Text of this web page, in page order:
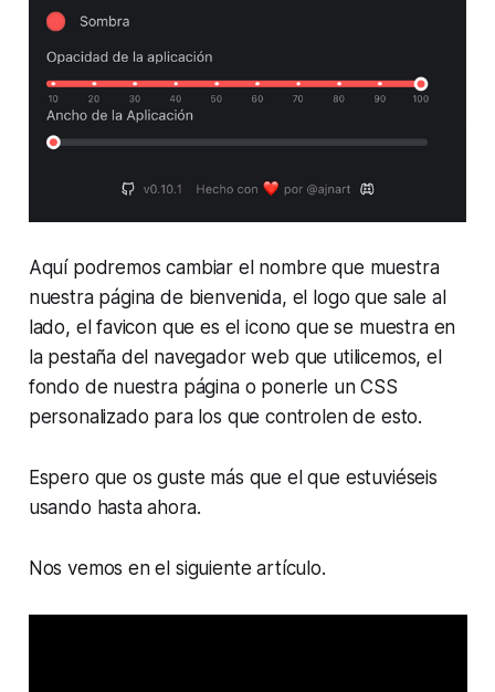
Aquí podremos cambiar el nombre que muestra
nuestra página de bienvenida, el logo que sale al
lado, el favicon que es el icono que se muestra en
la pestaña del navegador web que utilicemos, el
fondo de nuestra página o ponerle un CSS
personalizado para los que controlen de esto.
Espero que os guste más que el que estuviéseis
usando hasta ahora.
Nos vemos en el siguiente artículo.